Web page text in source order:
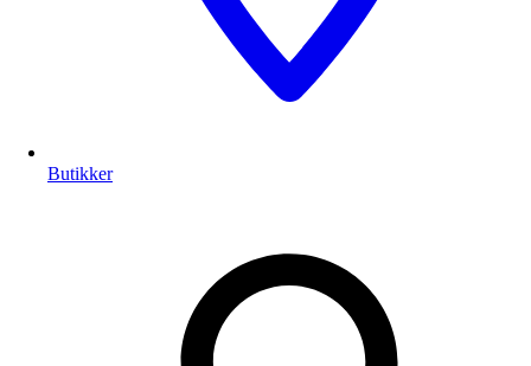
Butikker